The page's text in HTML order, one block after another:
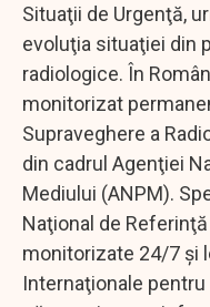
Situaţii de Urgenţă,
evoluţia situaţiei din
radiologice. În
monitorizat
Supraveghere a
din cadrul Agenţiei
Mediului (ANPM).
Naţional de
monitorizate 24/7 şi
Internaţionale